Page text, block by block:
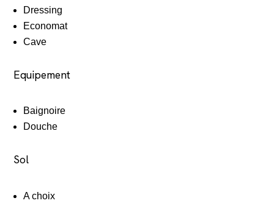
Dressing
Economat
Cave
Equipement
Baignoire
Douche
Sol
A choix